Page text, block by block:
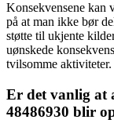
Konsekvensene kan
på at man ikke bør
støtte til ukjente
uønskede
tvilsomme aktiviteter.
Er det vanlig at
48486930 blir